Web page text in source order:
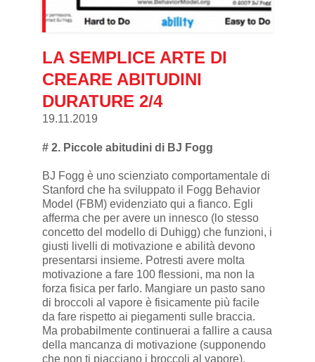
LA SEMPLICE ARTE DI
CREARE ABITUDINI
DURATURE 2/4
19.11.2019
# 2. Piccole abitudini di BJ Fogg
BJ Fogg è uno scienziato comportamentale di
Stanford che ha sviluppato il Fogg Behavior
Model (FBM) evidenziato qui a fianco. Egli
afferma che per avere un innesco (lo stesso
concetto del modello di Duhigg) che funzioni, i
giusti livelli di motivazione e abilità devono
presentarsi insieme. Potresti avere molta
motivazione a fare 100 flessioni, ma non la
forza fisica per farlo. Mangiare un pasto sano
di broccoli al vapore è fisicamente più facile
da fare rispetto ai piegamenti sulle braccia.
Ma probabilmente continuerai a fallire a causa
della mancanza di motivazione (supponendo
che non ti piacciano i broccoli al vapore).